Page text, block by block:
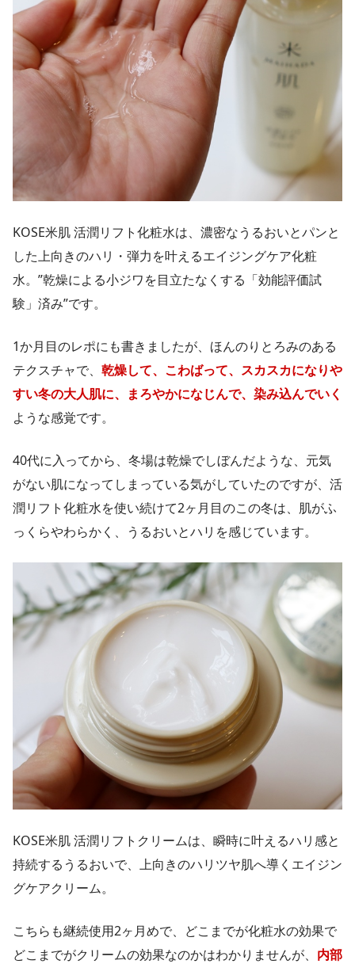
KOSE米肌 活潤リフト化粧水は、濃密なうるおいとパンと
した上向きのハリ・弾力を叶えるエイジングケア化粧
水。”乾燥による小ジワを目立たなくする「効能評価試
験」済み”です。
1か月目のレポにも書きましたが、ほんのりとろみのある
テクスチャで、 乾燥して、こわばって、スカスカになりや
すい冬の大人肌に、まろやかになじんで、染み込んでいく
ような感覚です。
40代に入ってから、冬場は乾燥でしぼんだような、元気
がない肌になってしまっている気がしていたのですが、活
潤リフト化粧水を使い続けて2ヶ月目のこの冬は、肌がふ
っくらやわらかく、うるおいとハリを感じています。
KOSE米肌 活潤リフトクリームは、瞬時に叶えるハリ感と
持続するうるおいで、上向きのハリツヤ肌へ導くエイジン
グケアクリーム。
こちらも継続使用2ヶ月めで、どこまでが化粧水の効果で
どこまでがクリームの効果なのかはわかりませんが、 内部